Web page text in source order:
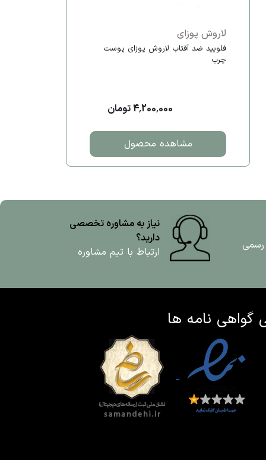
لاروش پوزای
فلویید ضد آفتاب لاروش پوزای پوست
چرب
4,200,000 تومان
مشاهده محصول
رسمی
نیاز به مشاوره تخصصی
دارید؟
ارتباط با تیم مشاوره
گواهی نامه ها